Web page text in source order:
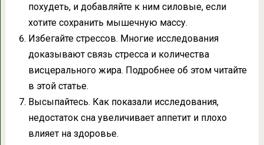
похудеть, и добавляйте к ним силовые, если
хотите сохранить мышечную массу.
Избегайте стрессов. Многие исследования
доказывают связь стресса и количества
висцерального жира. Подробнее об этом читайте
в этой статье.
Высыпайтесь. Как показали исследования,
недостаток сна увеличивает аппетит и плохо
влияет на здоровье.